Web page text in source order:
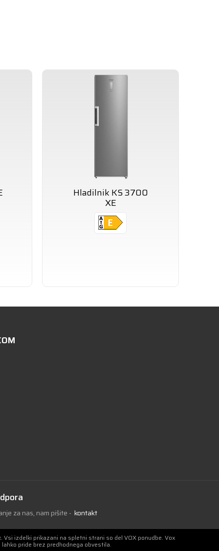
Hladilnik KS 3700
XE
za nas, nam pišite - kontakt
izdelki prikazani na spletni strani so del VOX ponudbe. Vox
pride brez predhodnega obvestila.